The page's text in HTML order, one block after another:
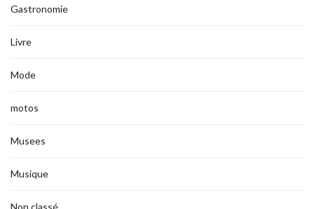
Gastronomie
Livre
Mode
motos
Musees
Musique